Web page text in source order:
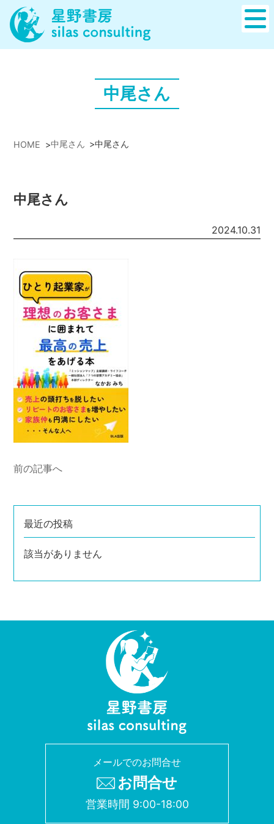
中尾さん
HOME >中尾さん >中尾さん
中尾さん
2024.10.31
前の記事へ
最近の投稿
該当がありません
メールでのお問合せ
お問合せ
営業時間 9:00-18:00